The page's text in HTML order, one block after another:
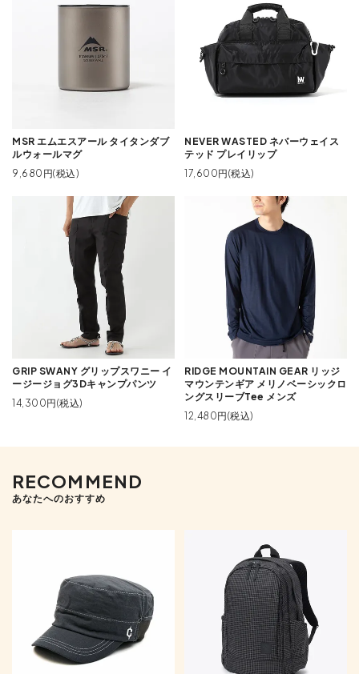
MSR エムエスアール タイタンダブ
ルウォールマグ
9,680円(税込)
NEVER WASTED ネバーウェイス
テッド プレイリップ
17,600円(税込)
GRIP SWANY グリップスワニー イ
ージージョグ3Dキャンプパンツ
14,300円(税込)
RIDGE MOUNTAIN GEAR リッジ
マウンテンギア メリノベーシックロ
ングスリーブTee メンズ
12,480円(税込)
RECOMMEND
あなたへのおすすめ